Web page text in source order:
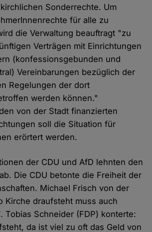
Sonderrechte. Um
für alle zu
die Verwaltung beauftragt "zu
Verträgen mit Einrichtungen
(konfessionsgebunden und
Vereinbarungen bezüglich der
Regelungen der dort
werden können."
von der Stadt finanzierten
soll die Situation für
erörtert werden.
der CDU und AfD lehnten den
Die CDU betonte die Freiheit der
Michael Frisch von der
Kirche draufsteht muss auch
Tobias Schneider (FDP) konterte:
da ist viel zu oft das Geld von